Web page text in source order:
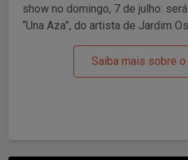
show no domingo, 7 de julho:
“Una Aza”, do artista de Jardim
Saiba mais sobre